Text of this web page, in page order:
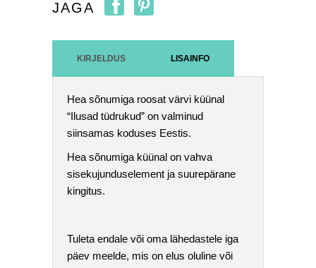
JAGA
KIRJELDUS LISAINFO
Hea sõnumiga roosat värvi küünal
“Ilusad tüdrukud” on valminud
siinsamas koduses Eestis.
Hea sõnumiga küünal on vahva
sisekujunduselement ja suurepärane
kingitus.
Tuleta endale või oma lähedastele iga
päev meelde, mis on elus oluline või